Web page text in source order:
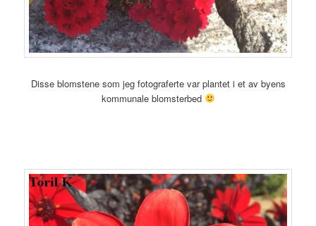
Disse blomstene som jeg fotograferte var plantet i et av byens
kommunale blomsterbed